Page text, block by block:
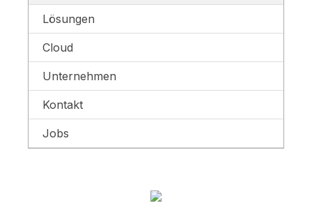
Lösungen
Cloud
Unternehmen
Kontakt
Jobs